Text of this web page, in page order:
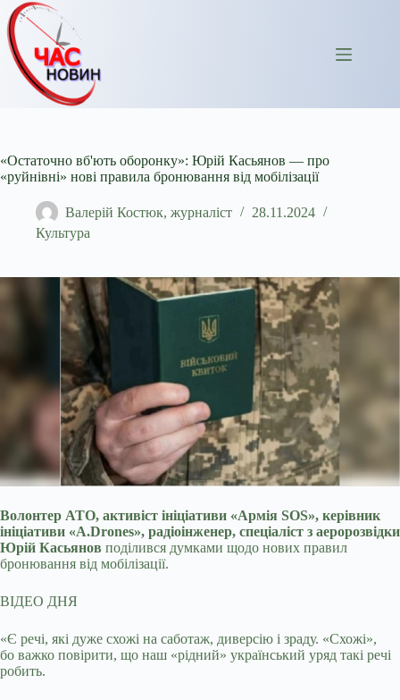
Перейти
до
вмісту
«Остаточно вб'ють оборонку»: Юрій Касьянов — про
«руйнівні» нові правила бронювання від мобілізації
Валерій Костюк, журналіст
28.11.2024
Культура
Волонтер АТО, активіст ініціативи «Армія SOS», керівник
ініціативи «A.Drones», радіоінженер, спеціаліст з аеророзвідки
Юрій Касьянов поділився думками щодо нових правил
бронювання від мобілізації.
ВІДЕО ДНЯ
«Є речі, які дуже схожі на саботаж, диверсію і зраду. «Схожі»,
бо важко повірити, що наш «рідний» український уряд такі речі
робить.